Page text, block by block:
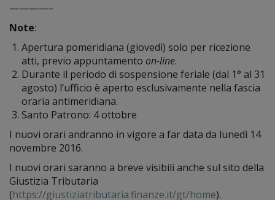
————–
Note:
Apertura pomeridiana (giovedì) solo per ricezione
atti, previo appuntamento on-line.
Durante il periodo di sospensione feriale (dal 1° al 31
agosto) l’ufficio è aperto esclusivamente nella fascia
oraria antimeridiana.
Santo Patrono: 4 ottobre
I nuovi orari andranno in vigore a far data da lunedì 14
novembre 2016.
I nuovi orari saranno a breve visibili anche sul sito della
Giustizia Tributaria
(https://giustiziatributaria.finanze.it/gt/home).